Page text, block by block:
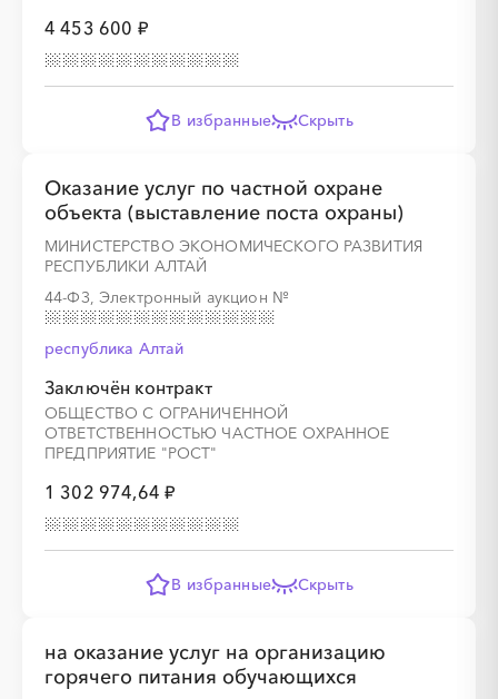
4 453 600 ₽
В избранные Скрыть
Оказание услуг по частной охране
объекта (выставление поста охраны)
МИНИСТЕРСТВО ЭКОНОМИЧЕСКОГО РАЗВИТИЯ
РЕСПУБЛИКИ АЛТАЙ
44-ФЗ, Электронный аукцион №
республика Алтай
Заключён контракт
ОБЩЕСТВО С ОГРАНИЧЕННОЙ
ОТВЕТСТВЕННОСТЬЮ ЧАСТНОЕ ОХРАННОЕ
ПРЕДПРИЯТИЕ "РОСТ"
1 302 974,64 ₽
В избранные Скрыть
на оказание услуг на организацию
горячего питания обучающихся